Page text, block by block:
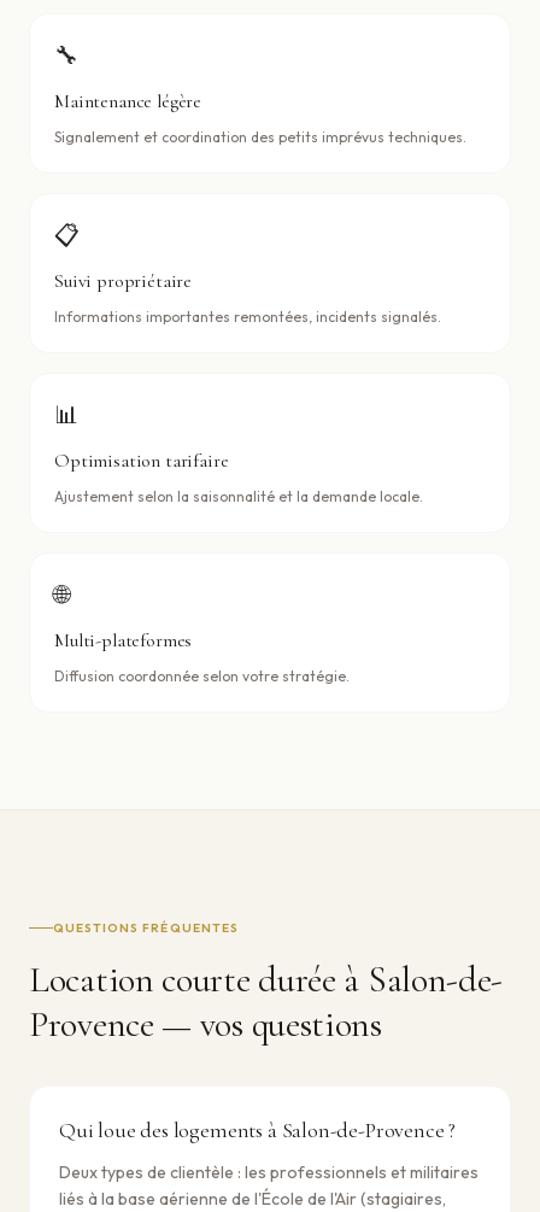
🔧
Maintenance légère
Signalement et coordination des petits imprévus techniques.
📋
Suivi propriétaire
Informations importantes remontées, incidents signalés.
📊
Optimisation tarifaire
Ajustement selon la saisonnalité et la demande locale.
🌐
Multi-plateformes
Diffusion coordonnée selon votre stratégie.
QUESTIONS FRÉQUENTES
Location courte durée à Salon-de-
Provence — vos questions
Qui loue des logements à Salon-de-Provence ?
Deux types de clientèle : les professionnels et militaires
liés à la base aérienne de l'École de l'Air (stagiaires,